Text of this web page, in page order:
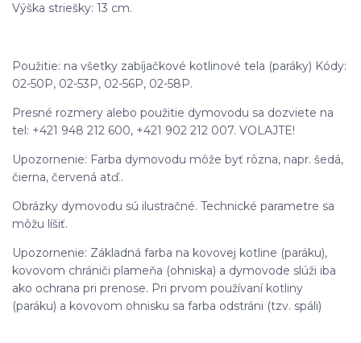
Výška striešky: 13 cm.
Použitie: na všetky zabíjačkové kotlinové tela (paráky) Kódy:
02-50P, 02-53P, 02-56P, 02-58P.
Presné rozmery alebo použitie dymovodu sa dozviete na
tel: +421 948 212 600, +421 902 212 007. VOLAJTE!
Upozornenie: Farba dymovodu môže byť rôzna, napr. šedá,
čierna, červená atď..
Obrázky dymovodu sú ilustračné. Technické parametre sa
môžu líšiť.
Upozornenie: Základná farba na kovovej kotline (paráku),
kovovom chrániči plameňa (ohniska) a dymovode slúži iba
ako ochrana pri prenose. Pri prvom používaní kotliny
(paráku) a kovovom ohnisku sa farba odstráni (tzv. spáli)